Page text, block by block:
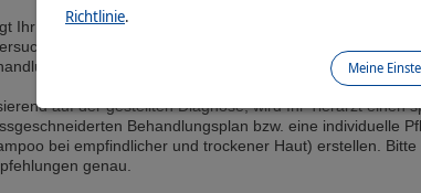
Ihr Tier eines oder mehrere dieser Symptome sollten Sie
lassen, um die Ursache der Veränderung zu
zu deren Beseitigung erarbeiten zu
auf der gestellten Diagnose, wird Ihr Tierarzt einen
Behandlungsplan bzw. eine individuelle
bei empfindlicher und trockener Haut) erstellen.
genau.
Richtlinie.
Meine